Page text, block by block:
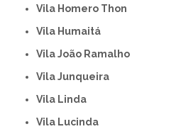
Vila Homero Thon
Vila Humaitá
Vila João Ramalho
Vila Junqueira
Vila Linda
Vila Lucinda